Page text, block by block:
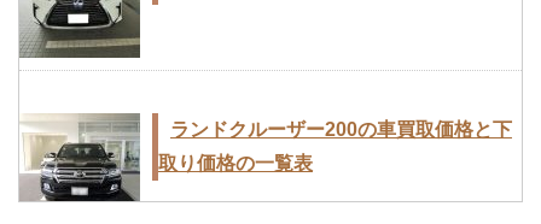
ランドクルーザー200の車買取価格と下
取り価格の一覧表